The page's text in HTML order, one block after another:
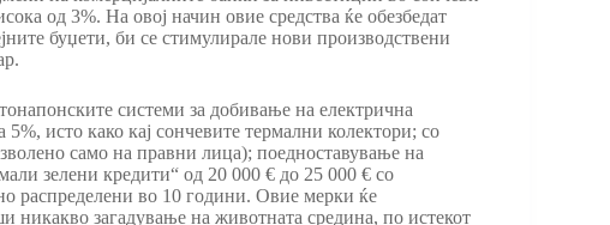
од 3%. На овој начин овие средства ќе обезбедат
буџети, би се стимулирале нови производствени
системи за добивање на електрична
исто како кај сончевите термални колектори; со
само на правни лица); поедноставување на
зелени кредити“ од 20 000 € до 25 000 € со
распределени во 10 години. Овие мерки ќе
никакво загадување на животната средина, по истекот